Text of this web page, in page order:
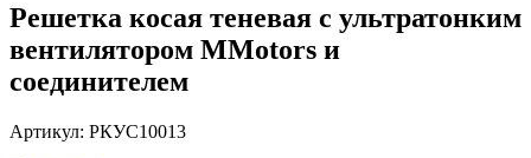
Решетка косая теневая с ультратонким
вентилятором MМotors и
соединителем
Артикул: РКУС10013